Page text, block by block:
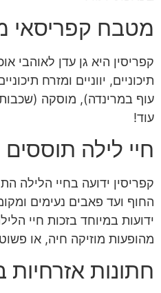
מטבח קפריסאי
קפריסין היא גן עדן לאוהבי
תיכוניים, יווניים ומזרח
עוף במרינדה), מוסקה
עוד!
חיי לילה תוססים
קפריסין ידועה בחיי הלילה
החוף ועד פאבים נעימים
ידועות במיוחד בזכות חיי
מהופעות מוזיקה חיה, או
חתונות אזרחיות